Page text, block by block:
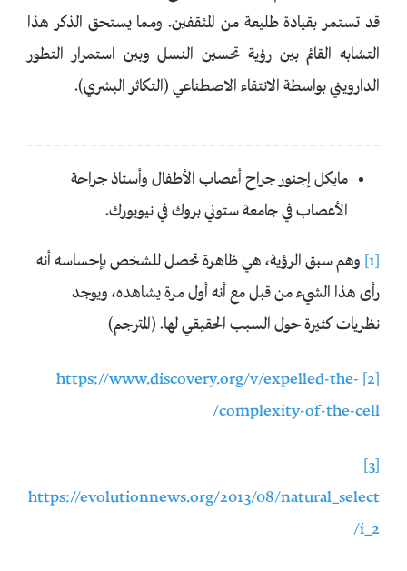
قد تستمر بقيادة طليعة من المثقفين. ومما يستحق الذكر هذا
التشابه القائم بين رؤية تحسين النسل وبين استمرار التطور
الدارويني بواسطة الانتقاء الاصطناعي (التكاثر البشري).
مايكل إجنور جراح أعصاب الأطفال وأستاذ جراحة
الأعصاب في جامعة ستوني بروك في نيويورك.
[1]
وهم سبق الرؤية، هي ظاهرة تحصل للشخص بإحساسه أنه
رأى هذا الشيء من قبل مع أنه أول مرة يشاهده، ويوجد
نظريات كثيرة حول السبب الحقيقي لها. (المترجم)
[2]
https://www.discovery.org/v/expelled-the-
complexity-of-the-cell/
[3]
https://evolutionnews.org/2013/08/natural_select
i_2/